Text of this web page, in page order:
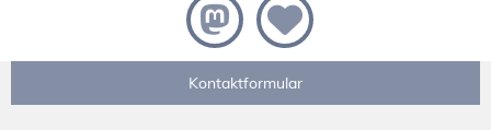
Kontaktformular